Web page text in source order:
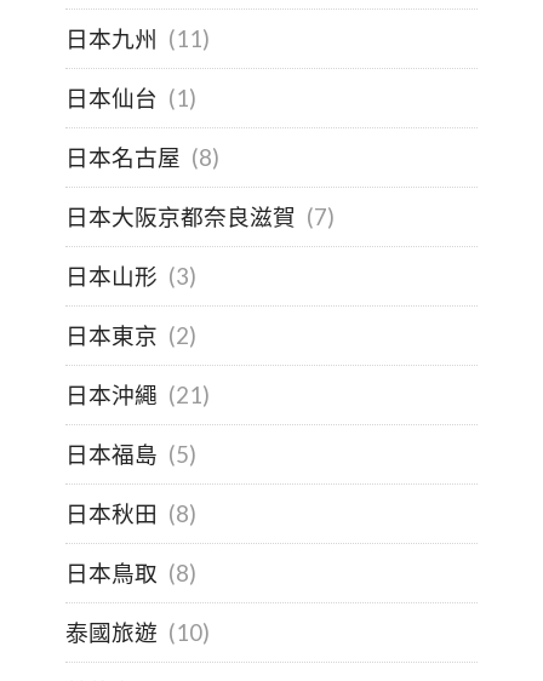
日本九州 (11)
日本仙台 (1)
日本名古屋 (8)
日本大阪京都奈良滋賀 (7)
日本山形 (3)
日本東京 (2)
日本沖繩 (21)
日本福島 (5)
日本秋田 (8)
日本鳥取 (8)
泰國旅遊 (10)